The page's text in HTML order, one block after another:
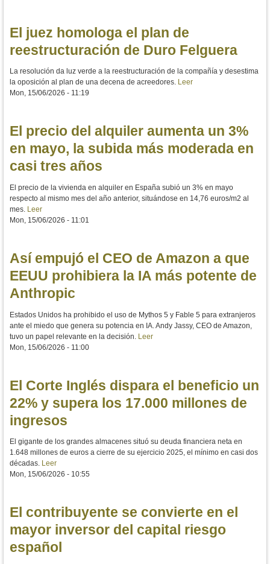
El juez homologa el plan de
reestructuración de Duro Felguera
La resolución da luz verde a la reestructuración de la compañía y desestima
la oposición al plan de una decena de acreedores. Leer
Mon, 15/06/2026 - 11:19
El precio del alquiler aumenta un 3%
en mayo, la subida más moderada en
casi tres años
El precio de la vivienda en alquiler en España subió un 3% en mayo
respecto al mismo mes del año anterior, situándose en 14,76 euros/m2 al
mes. Leer
Mon, 15/06/2026 - 11:01
Así empujó el CEO de Amazon a que
EEUU prohibiera la IA más potente de
Anthropic
Estados Unidos ha prohibido el uso de Mythos 5 y Fable 5 para extranjeros
ante el miedo que genera su potencia en IA. Andy Jassy, CEO de Amazon,
tuvo un papel relevante en la decisión. Leer
Mon, 15/06/2026 - 11:00
El Corte Inglés dispara el beneficio un
22% y supera los 17.000 millones de
ingresos
El gigante de los grandes almacenes situó su deuda financiera neta en
1.648 millones de euros a cierre de su ejercicio 2025, el mínimo en casi dos
décadas. Leer
Mon, 15/06/2026 - 10:55
El contribuyente se convierte en el
mayor inversor del capital riesgo
español